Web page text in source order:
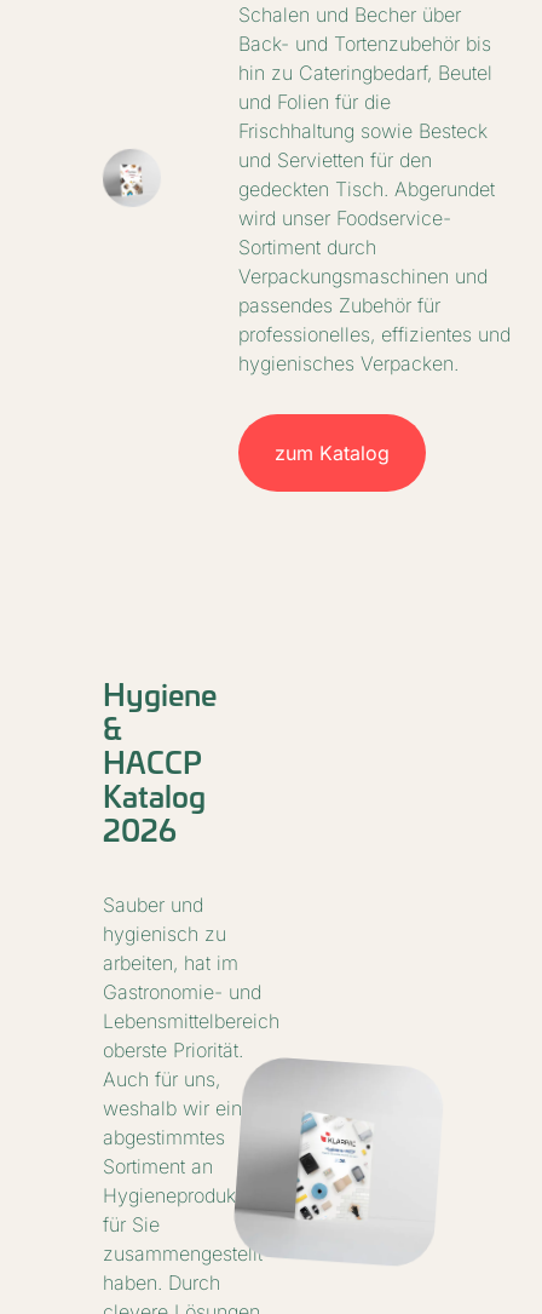
Schalen und Becher über
Back- und Tortenzubehör bis
hin zu Cateringbedarf, Beutel
und Folien für die
Frischhaltung sowie Besteck
und Servietten für den
gedeckten Tisch. Abgerundet
wird unser Foodservice-
Sortiment durch
Verpackungsmaschinen und
passendes Zubehör für
professionelles, effizientes und
hygienisches Verpacken.
zum Katalog
Hygiene
&
HACCP
Katalog
2026
Sauber und
hygienisch zu
arbeiten, hat im
Gastronomie- und
Lebensmittelbereich
oberste Priorität.
Auch für uns,
weshalb wir ein
abgestimmtes
Sortiment an
Hygieneprodukten
für Sie
zusammengestellt
haben. Durch